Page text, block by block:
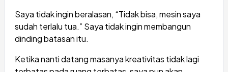
Saya tidak ingin beralasan, “Tidak bisa, mesin saya
sudah terlalu tua.” Saya tidak ingin membangun
dinding batasan itu.
Ketika nanti datang masanya kreativitas tidak lagi